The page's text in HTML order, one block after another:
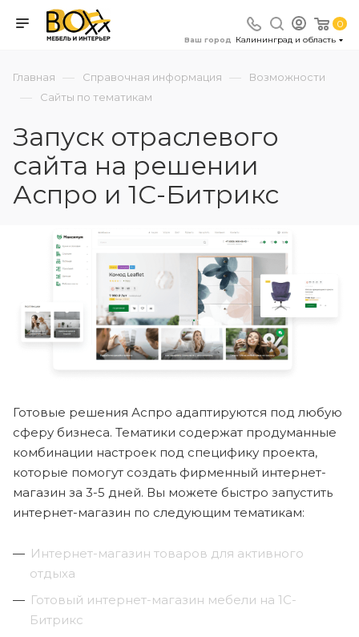
0
Ваш город Калининград и область
Главная — Справочная информация — Возможности
— Сайты по тематикам
Запуск отраслевого
сайта на решении
Аспро и 1С-Битрикс
Готовые решения Аспро адаптируются под любую
сферу бизнеса. Тематики содержат продуманные
комбинации настроек под специфику проекта,
которые помогут создать фирменный интернет-
магазин за 3-5 дней. Вы можете быстро запустить
интернет-магазин по следующим тематикам:
Интернет-магазин товаров для активного
отдыха
Готовый интернет-магазин мебели на 1С-
Битрикс